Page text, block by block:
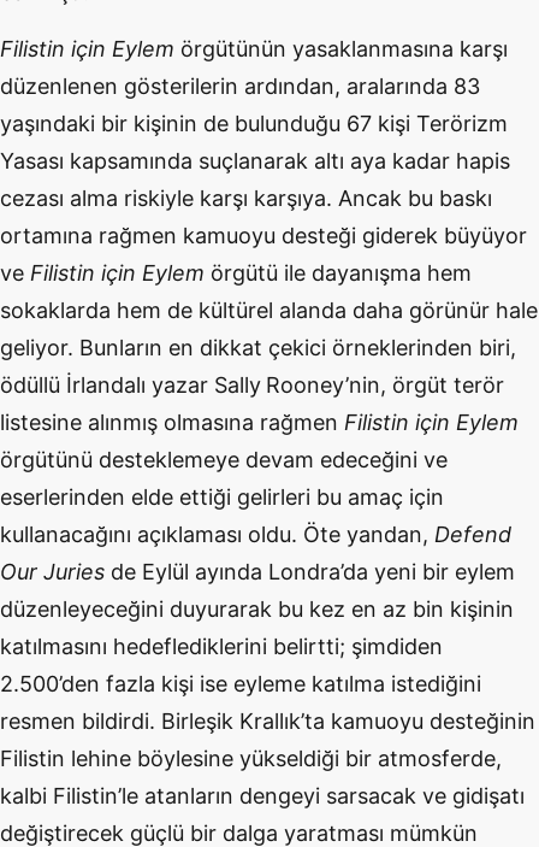
Filistin için Eylem örgütünün yasaklanmasına karşı
düzenlenen gösterilerin ardından, aralarında 83
yaşındaki bir kişinin de bulunduğu 67 kişi Terörizm
Yasası kapsamında suçlanarak altı aya kadar hapis
cezası alma riskiyle karşı karşıya. Ancak bu baskı
ortamına rağmen kamuoyu desteği giderek büyüyor
ve Filistin için Eylem örgütü ile dayanışma hem
sokaklarda hem de kültürel alanda daha görünür hale
geliyor. Bunların en dikkat çekici örneklerinden biri,
ödüllü İrlandalı yazar Sally Rooney’nin, örgüt terör
listesine alınmış olmasına rağmen Filistin için Eylem
örgütünü desteklemeye devam edeceğini ve
eserlerinden elde ettiği gelirleri bu amaç için
kullanacağını açıklaması oldu. Öte yandan, Defend
Our Juries de Eylül ayında Londra’da yeni bir eylem
düzenleyeceğini duyurarak bu kez en az bin kişinin
katılmasını hedeflediklerini belirtti; şimdiden
2.500’den fazla kişi ise eyleme katılma istediğini
resmen bildirdi. Birleşik Krallık’ta kamuoyu desteğinin
Filistin lehine böylesine yükseldiği bir atmosferde,
kalbi Filistin’le atanların dengeyi sarsacak ve gidişatı
değiştirecek güçlü bir dalga yaratması mümkün